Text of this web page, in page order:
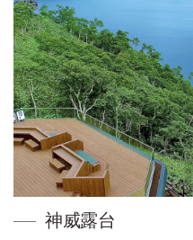
神威露台